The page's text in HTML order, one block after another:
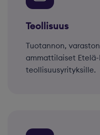
Teollisuus
Tuotannon,
ammattilaiset
teollisuusyrityksille.